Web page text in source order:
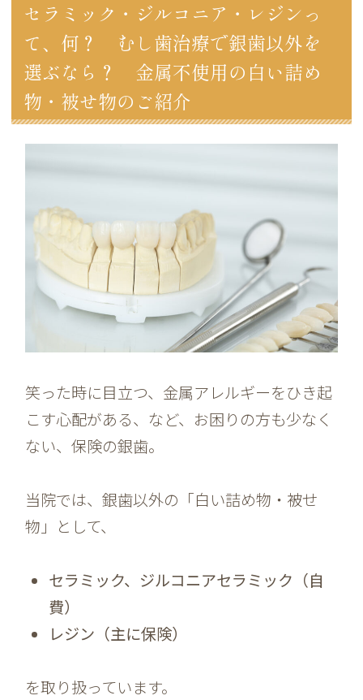
セラミック・ジルコニア・レジンっ
て、何？ むし歯治療で銀歯以外を
選ぶなら？ 金属不使用の白い詰め
物・被せ物のご紹介
笑った時に目立つ、金属アレルギーをひき起
こす心配がある、など、お困りの方も少なく
ない、保険の銀歯。
当院では、銀歯以外の「白い詰め物・被せ
物」として、
セラミック、ジルコニアセラミック（自
費）
レジン（主に保険）
を取り扱っています。